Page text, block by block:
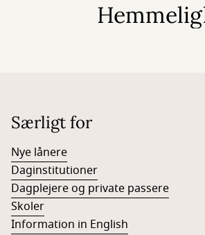
Særligt for
Nye lånere
Daginstitutioner
Dagplejere og private passere
Skoler
Information in English